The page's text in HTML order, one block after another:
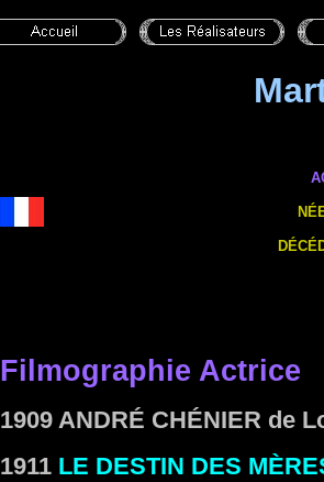
Filmographie Actrice
1909 ANDRÉ CHÉNIER de
1911 LE DESTIN DES